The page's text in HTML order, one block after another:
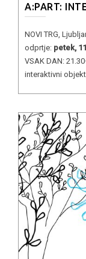
A:PART:
NOVI TRG,
odprtje: petek,
VSAK DAN:
interaktivni objekt